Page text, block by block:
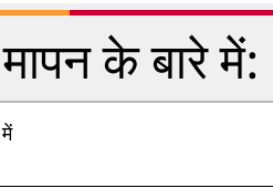
के बारे में: